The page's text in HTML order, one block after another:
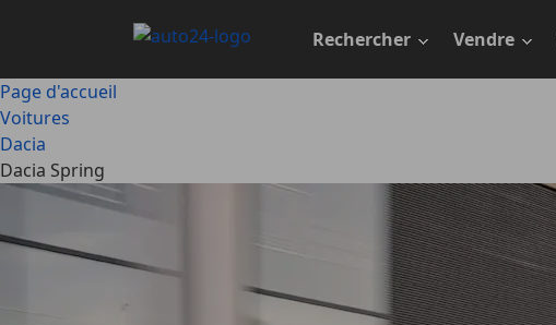
principal
Rechercher Vendre
Page d'accueil
Voitures
Dacia
Dacia Spring